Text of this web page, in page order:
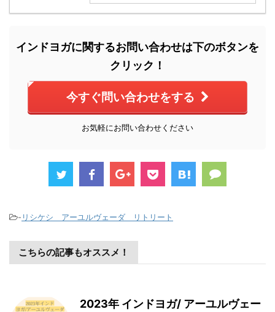
インドヨガに関するお問い合わせは下のボタンを
クリック！
今すぐ問い合わせをする
お気軽にお問い合わせください
- リシケシ アーユルヴェーダ リトリート
こちらの記事もオススメ！
2023年 インドヨガ/ アーユルヴェー